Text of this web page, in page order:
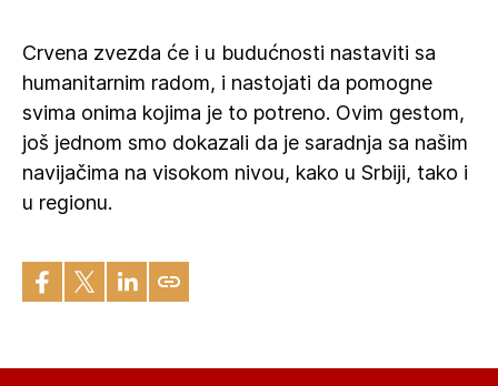
Crvena zvezda će i u budućnosti nastaviti sa
humanitarnim radom, i nastojati da pomogne
svima onima kojima je to potreno. Ovim gestom,
još jednom smo dokazali da je saradnja sa našim
navijačima na visokom nivou, kako u Srbiji, tako i
u regionu.